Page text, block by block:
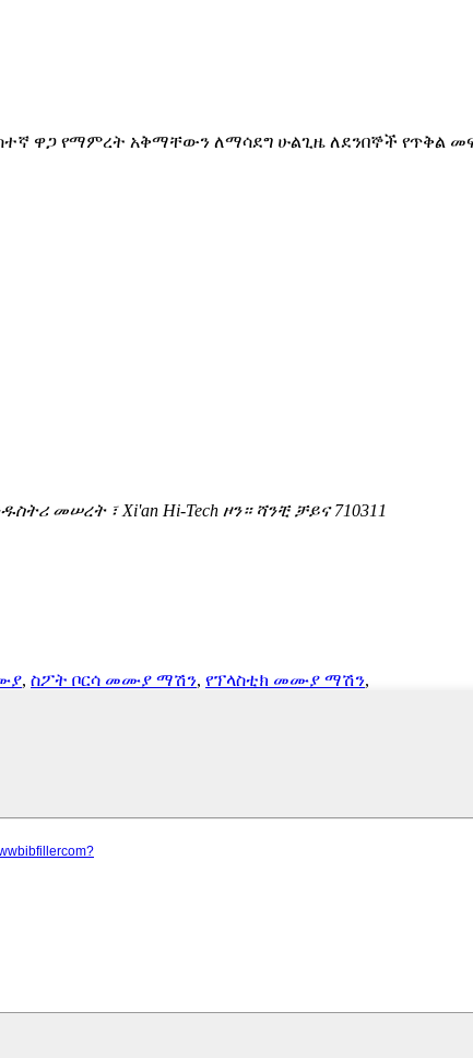
ዋጋ የማምረት አቅማቸውን ለማሳደግ ሁልጊዜ ለደንበኞች የጥቅል
መሠረት ፣ Xi'an Hi-Tech ዞን። ሻንቺ ቻይና 710311
, ስፖት ቦርሳ መሙያ ማሽን, የፕላስቲክ መሙያ ማሽን,